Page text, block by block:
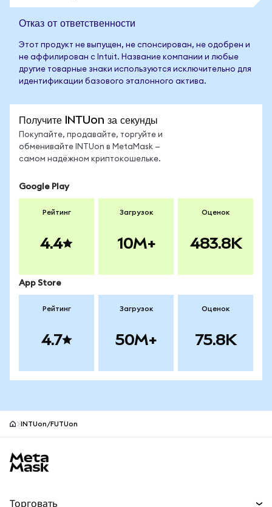
Отказ от ответственности
Этот продукт не выпущен, не спонсирован, не одобрен и
не аффилирован с Intuit. Название компании и любые
другие товарные знаки используются исключительно для
идентификации базового эталонного актива.
Получите INTUon за секунды
Покупайте, продавайте, торгуйте и
обменивайте INTUon в MetaMask —
самом надёжном криптокошельке.
Google Play
Рейтинг
4.4
Загрузок
10M+
Оценок
483.8K
App Store
Рейтинг
4.7
Загрузок
50M+
Оценок
75.8K
INTUon/FUTUon
Торговать